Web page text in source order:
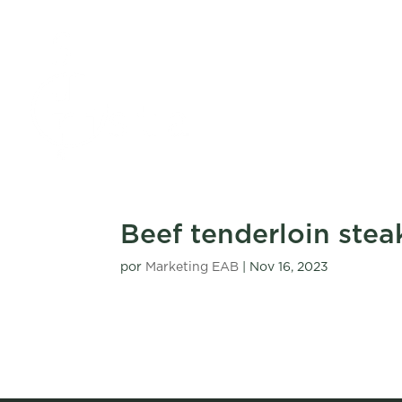
Beef tenderloin
por Marketing EAB Nov 16, 2023